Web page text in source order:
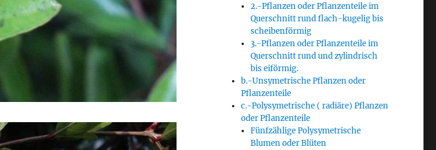
2.-Pflanzen oder Pflanzenteile im
Querschnitt rund flach-kugelig bis
scheibenförmig
3.-Pflanzen oder Pflanzenteile im
Querschnitt rund und zylindrisch
bis eiförmig.
b.-Unsymetrische Pflanzen oder
Pflanzenteile
c.-Polysymetrische ( radiäre) Pflanzen
oder Pflanzenteile
Fünfzählige Polysymetrische
Blumen oder Blüten